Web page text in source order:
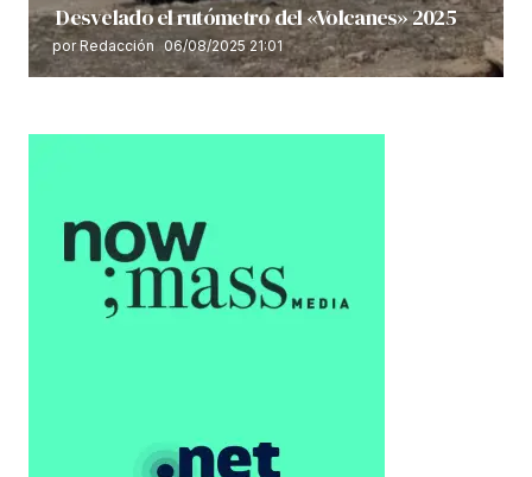
Desvelado el rutómetro del «Volcanes» 2025
por Redacción 06/08/2025 21:01